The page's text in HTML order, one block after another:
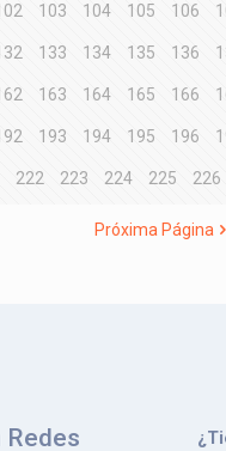
103 104 105 106
133 134 135 136
163 164 165 166
193 194 195 196
222 223 224 225 226
Próxima Página
Redes